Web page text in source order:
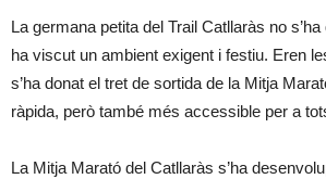
La germana petita del Trail Catllaràs no s’ha
ha viscut un ambient exigent i festiu. Eren
s’ha donat el tret de sortida de la Mitja
ràpida, però també més accessible per a
La Mitja Marató del Catllaràs s’ha